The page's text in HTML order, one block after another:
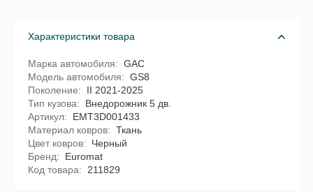
Характеристики товара
Марка автомобиля
GAC
Модель автомобиля
GS8
Поколение
II 2021-2025
Тип кузова
Внедорожник 5 дв.
Артикул
EMT3D001433
Материал ковров
Ткань
Цвет ковров
Черный
Бренд
Euromat
Код товара
211829